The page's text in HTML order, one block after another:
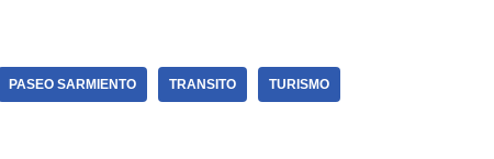
PASEO SARMIENTO TRANSITO TURISMO